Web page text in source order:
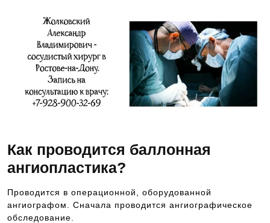
Как проводится баллонная
ангиопластика?
Проводится в операционной, оборудованной
ангиографом. Сначала проводится ангиографическое
обследование.